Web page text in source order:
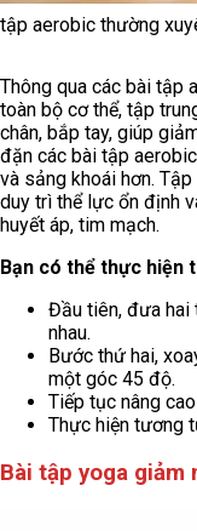
tập aerobic thường
Thông qua các bài tập
toàn bộ cơ thể, tập
chân, bắp tay, giúp
đặn các bài tập
và sảng khoái hơn.
duy trì thể lực ổn định
huyết áp, tim mạch.
Bạn có thể thực hiện
Đầu tiên, đưa hai
nhau.
Bước thứ hai,
một góc 45 độ.
Tiếp tục nâng
Thực hiện tương
Bài tập yoga giảm